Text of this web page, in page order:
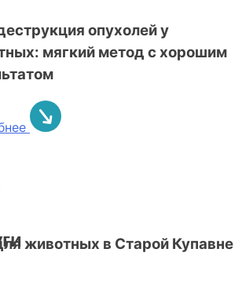
опухолей у
мягкий метод с хорошим
животных в Старой Купавне